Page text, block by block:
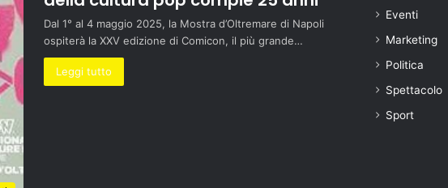
Dal 1° al 4 maggio 2025, la Mostra d’Oltremare di Napoli
ospiterà la XXV edizione di Comicon, il più grande…
Leggi tutto
Eventi
Marketing
Politica
Spettacolo
Sport